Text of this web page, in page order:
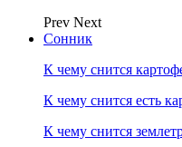
Prev Next
Сонник
К чему снится
К чему снится есть
К чему снится